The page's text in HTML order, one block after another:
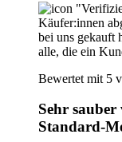
Käufer:innen
bei uns gekauft
alle, die ein
Bewertet mit 5
Sehr sauber
Standard-